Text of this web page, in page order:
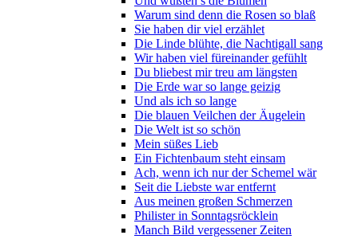
Warum sind denn die Rosen so blaß
Sie haben dir viel erzählet
Die Linde blühte, die Nachtigall sang
Wir haben viel füreinander gefühlt
Du bliebest mir treu am längsten
Die Erde war so lange geizig
Und als ich so lange
Die blauen Veilchen der Äugelein
Die Welt ist so schön
Mein süßes Lieb
Ein Fichtenbaum steht einsam
Ach, wenn ich nur der Schemel wär
Seit die Liebste war entfernt
Aus meinen großen Schmerzen
Philister in Sonntagsröcklein
Manch Bild vergessener Zeiten